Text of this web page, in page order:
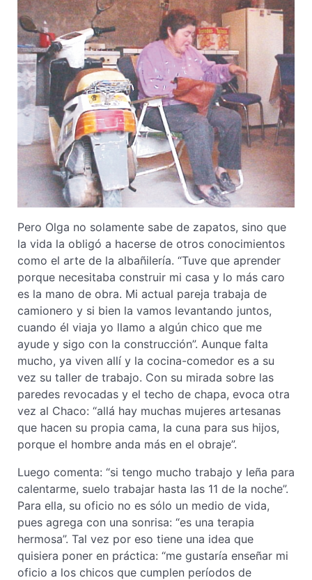
Pero Olga no solamente sabe de zapatos, sino que
la vida la obligó a hacerse de otros conocimientos
como el arte de la albañilería. “Tuve que aprender
porque necesitaba construir mi casa y lo más caro
es la mano de obra. Mi actual pareja trabaja de
camionero y si bien la vamos levantando juntos,
cuando él viaja yo llamo a algún chico que me
ayude y sigo con la construcción”. Aunque falta
mucho, ya viven allí y la cocina-comedor es a su
vez su taller de trabajo. Con su mirada sobre las
paredes revocadas y el techo de chapa, evoca otra
vez al Chaco: “allá hay muchas mujeres artesanas
que hacen su propia cama, la cuna para sus hijos,
porque el hombre anda más en el obraje”.
Luego comenta: “si tengo mucho trabajo y leña para
calentarme, suelo trabajar hasta las 11 de la noche”.
Para ella, su oficio no es sólo un medio de vida,
pues agrega con una sonrisa: “es una terapia
hermosa”. Tal vez por eso tiene una idea que
quisiera poner en práctica: “me gustaría enseñar mi
oficio a los chicos que cumplen períodos de